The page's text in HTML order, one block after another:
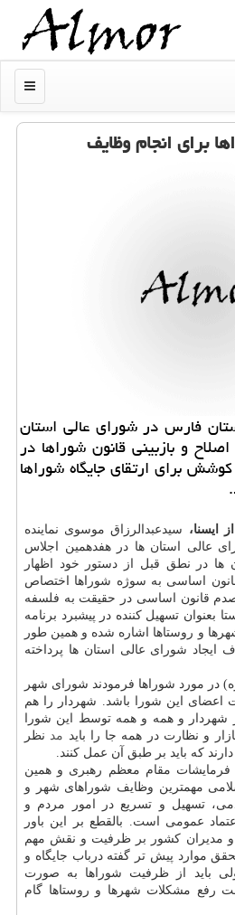
منو
برای انجام وظایف
فارس در شورای عالی استان
و بازبینی قانون شوراها در
برای ارتقای جایگاه شوراها
ایسنا، سیدعبدالرزاق موسوی نماینده
عالی استان ها در هفدهمین اجلاس
در نطق قبل از دستور خود اظهار
اصول ۱۰۰ تا ۱۰۶ قانون اساسی به سوژه شوراها اختصاص
قانون اساسی در حقیقت به فلسفه
تسهیل كننده در پیشبرد برنامه
و روستاها اشاره شده و همین طور
شورای عالی استان ها پرداخته
در مورد شوراها فرمودند شورای شهر
این شورا باشد. شهردار را هم
شهردار و همه و همه توسط این شورا
و نظارت در همه جا را باید مد نظر
دارند كه باید بر طبق آن عمل كنند.
فرمایشات مقام معظم رهبری و همین
مهمترین وظایف شوراهای شهر و
تسهیل و تسریع در امور مردم و
عمومی است. بالقطع بر این باور
و مدیران كشور بر ظرفیت و نقش مهم
موارد پیش تر گفته درباب جایگاه و
باید از ظرفیت شوراها به صورت
رفع مشكلات شهرها و روستاها گام